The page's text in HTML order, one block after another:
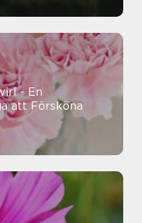
- En
att Försköna